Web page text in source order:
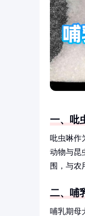
一、吡
吡虫啉作
动物与昆
围，与农
二、哺
哺乳期母